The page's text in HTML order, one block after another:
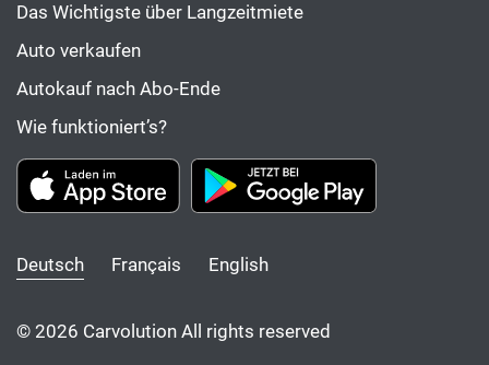
Das Wichtigste über Langzeitmiete
Auto verkaufen
Autokauf nach Abo-Ende
Wie funktioniert’s?
Deutsch Français English
© 2026 Carvolution All rights reserved